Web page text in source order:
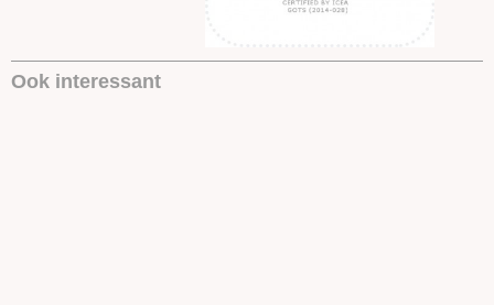
Ook interessant